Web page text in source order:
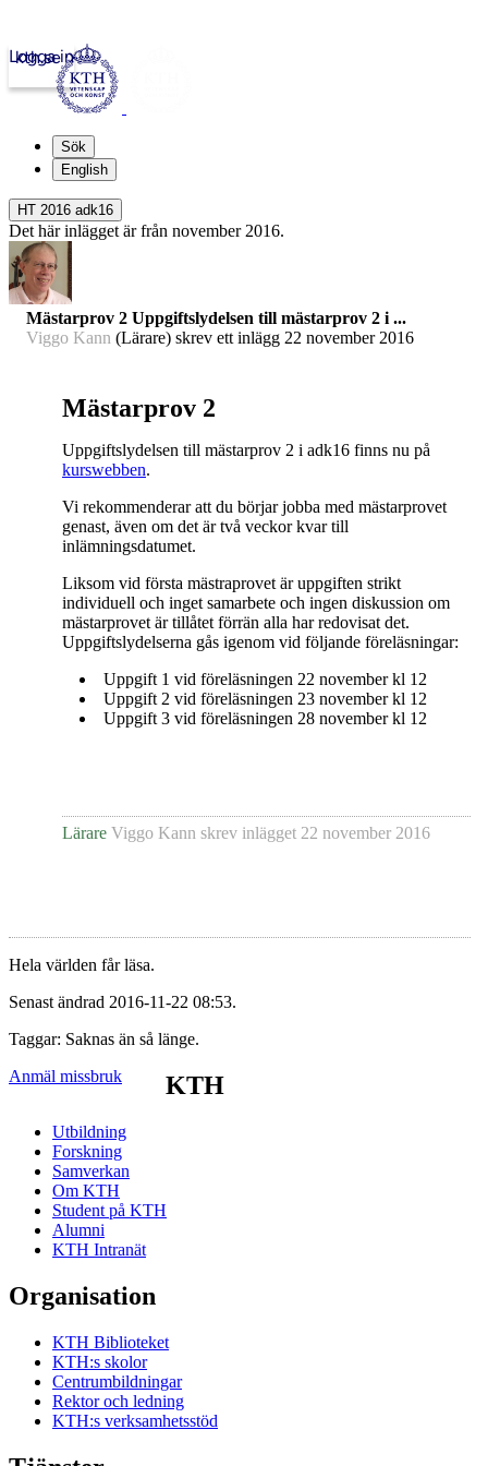
kth.se
Logga in
Sök
English
HT 2016 adk16
Det här inlägget är från november 2016.
Mästarprov 2 Uppgiftslydelsen till mästarprov 2 i ...
Viggo Kann (Lärare) skrev ett inlägg 22 november 2016
Mästarprov 2
Uppgiftslydelsen till mästarprov 2 i adk16 finns nu på
kurswebben.
Vi rekommenderar att du börjar jobba med mästarprovet
genast, även om det är två veckor kvar till
inlämningsdatumet.
Liksom vid första mästraprovet är uppgiften strikt
individuell och inget samarbete och ingen diskussion om
mästarprovet är tillåtet förrän alla har redovisat det.
Uppgiftslydelserna gås igenom vid följande föreläsningar:
Uppgift 1 vid föreläsningen 22 november kl 12
Uppgift 2 vid föreläsningen 23 november kl 12
Uppgift 3 vid föreläsningen 28 november kl 12
Lärare Viggo Kann skrev inlägget 22 november 2016
Hela världen får läsa.
Senast ändrad 2016-11-22 08:53.
Taggar: Saknas än så länge.
Anmäl missbruk
KTH
Utbildning
Forskning
Samverkan
Om KTH
Student på KTH
Alumni
KTH Intranät
Organisation
KTH Biblioteket
KTH:s skolor
Centrumbildningar
Rektor och ledning
KTH:s verksamhetsstöd